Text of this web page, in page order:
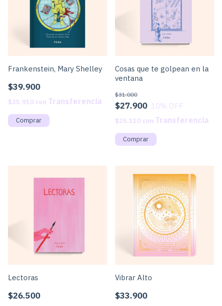
Frankenstein, Mary Shelley
$39.900
$35.910 con
Cosas que te golpean en la
ventana
$27.900
$31.000
10% OFF
$25.110 con
Lectoras
$26.500
Vibrar Alto
$33.900